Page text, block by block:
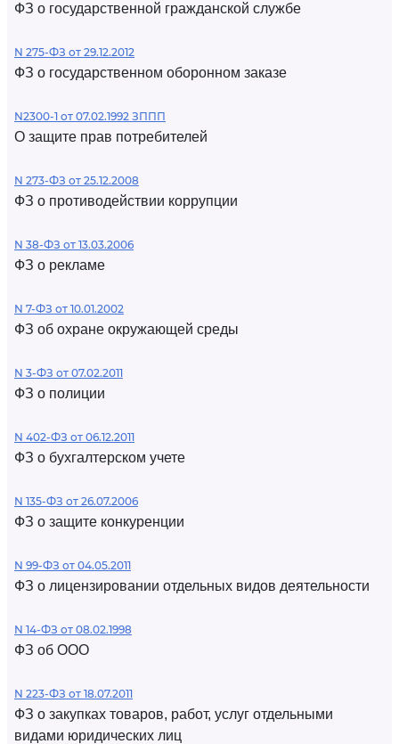
ФЗ о государственной гражданской службе
N 275-ФЗ от 29.12.2012
ФЗ о государственном оборонном заказе
N2300-1 от 07.02.1992 ЗППП
О защите прав потребителей
N 273-ФЗ от 25.12.2008
ФЗ о противодействии коррупции
N 38-ФЗ от 13.03.2006
ФЗ о рекламе
N 7-ФЗ от 10.01.2002
ФЗ об охране окружающей среды
N 3-ФЗ от 07.02.2011
ФЗ о полиции
N 402-ФЗ от 06.12.2011
ФЗ о бухгалтерском учете
N 135-ФЗ от 26.07.2006
ФЗ о защите конкуренции
N 99-ФЗ от 04.05.2011
ФЗ о лицензировании отдельных видов деятельности
N 14-ФЗ от 08.02.1998
ФЗ об ООО
N 223-ФЗ от 18.07.2011
ФЗ о закупках товаров, работ, услуг отдельными
видами юридических лиц